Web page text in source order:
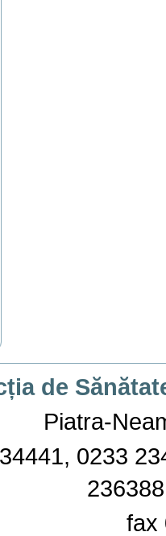
de
Piatra-
0233
fax